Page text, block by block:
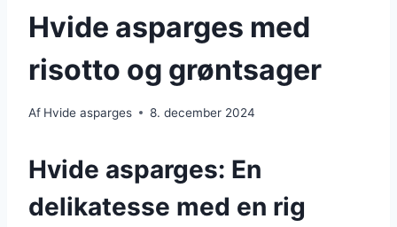
Hvide asparges med
risotto og grøntsager
Af Hvide asparges 8. december 2024
Hvide asparges: En
delikatesse med en rig